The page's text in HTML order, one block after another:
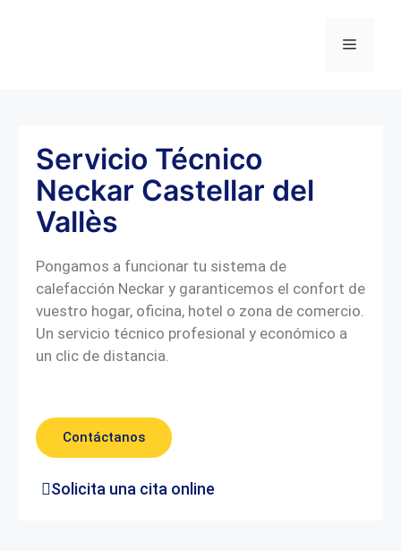
Servicio Técnico
Neckar Castellar del
Vallès
Pongamos a funcionar tu sistema de
calefacción Neckar y garanticemos el confort de
vuestro hogar, oficina, hotel o zona de comercio.
Un servicio técnico profesional y económico a
un clic de distancia.
Contáctanos
Solicita una cita online